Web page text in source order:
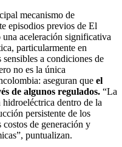
mecanismo de
episodios previos de El
aceleración significativa
particularmente en
a condiciones de
no es la única
aseguran que el
de algunos regulados. “La
dentro de la
persistente de los
de generación y
puntualizan.